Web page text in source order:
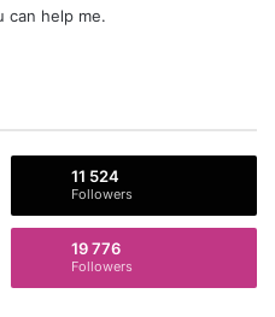
can help me.
11 524
Followers
19 776
Followers